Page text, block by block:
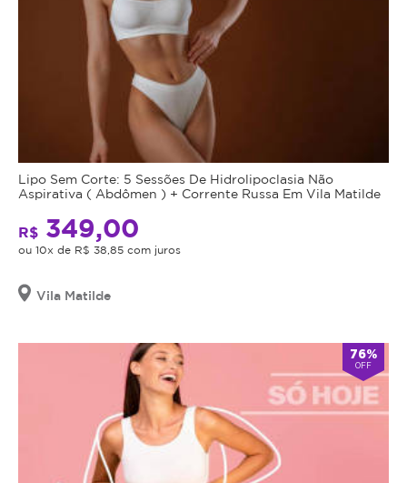
Lipo Sem Corte: 5 Sessões De Hidrolipoclasia Não
Aspirativa ( Abdômen ) + Corrente Russa Em Vila Matilde
R$ 349,00
ou 10x de R$ 38,85 com juros
Vila Matilde
76%
OFF